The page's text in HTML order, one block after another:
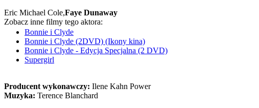
Eric Michael Cole,Faye Dunaway
Zobacz inne filmy tego aktora:
Bonnie i Clyde
Bonnie i Clyde (2DVD) (Ikony kina)
Bonnie i Clyde - Edycja Specjalna (2 DVD)
Supergirl
Producent wykonawczy: Ilene Kahn Power
Muzyka: Terence Blanchard